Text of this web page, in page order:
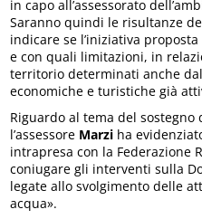
in capo all’assessorato
Saranno quindi le risultanze
indicare se l’iniziativa
e con quali limitazioni, in
territorio determinati anche
economiche e turistiche già
Riguardo al tema del
l’assessore Marzi ha
intrapresa con la Federazione
coniugare gli interventi sulla
legate allo svolgimento delle
acqua».